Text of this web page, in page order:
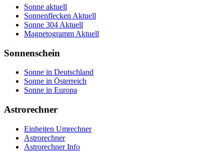
Sonne aktuell
Sonnenflecken Aktuell
Sonne 304 Aktuell
Magnetogramm Aktuell
Sonnenschein
Sonne in Deutschland
Sonne in Österreich
Sonne in Europa
Astrorechner
Einheiten Umrechner
Astrorechner
Astrorechner Info